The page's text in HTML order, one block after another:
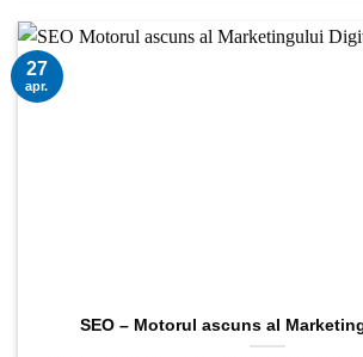
SEO – Motorul ascuns al
27
apr.